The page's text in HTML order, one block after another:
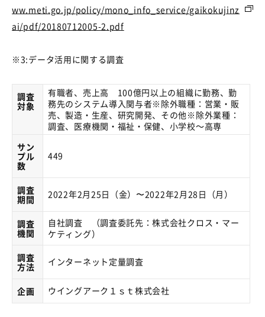
ww.meti.go.jp/policy/mono_info_service/gaikokujinz
ai/pdf/20180712005-2.pdf
※3:データ活用に関する調査
調査
対象
有職者、売上高 100億円以上の組織に勤務、勤
務先のシステム導入関与者※除外職種：営業・販
売、製造・生産、研究開発、その他※除外業種：
調査、医療機関・福祉・保健、小学校～高専
サン
プル
数
449
調査
期間
2022年2月25日（金）〜2022年2月28日（月）
調査
機関
自社調査 （調査委託先：株式会社クロス・マー
ケティング）
調査
方法
インターネット定量調査
企画 ウイングアーク１ｓｔ株式会社